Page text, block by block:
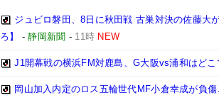
ジュビロ磐田、8日に秋田戦 古巣対決の佐藤大
ろ】
-静岡新聞 - 11時 NEW
J1開幕戦の横浜FM対鹿島、G大阪vs浦和はど
岡山加入内定のロス五輪世代MF小倉幸成が負